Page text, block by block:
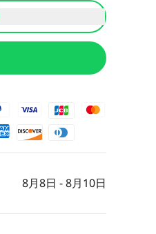
8月8日 - 8月10日